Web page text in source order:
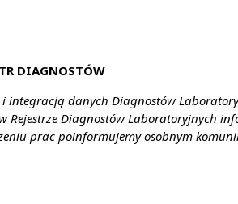
DIAGNOSTÓW
integracją danych Diagnostów
Rejestrze Diagnostów Laboratoryjnych
prac poinformujemy osobnym
Udział w przygotowaniu posiedzeń w
monitorowanie statusu
udzielania odpowiedzi na zapytania